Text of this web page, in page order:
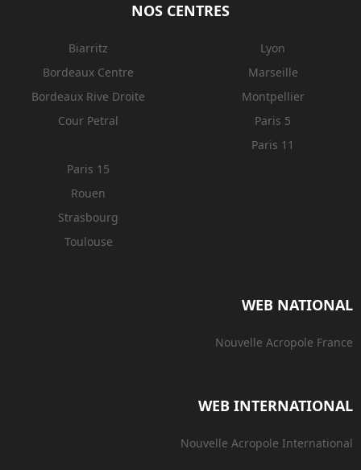
NOS CENTRES
Biarritz
Bordeaux Centre
Bordeaux Rive Droite
Cour Petral
Lyon
Marseille
Montpellier
Paris 5
Paris 11
Paris 15
Rouen
Strasbourg
Toulouse
WEB NATIONAL
Nouvelle Acropole France
WEB INTERNATIONAL
Nouvelle Acropole International